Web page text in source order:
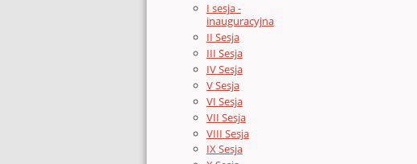
I sesja -
inauguracyjna
II Sesja
III Sesja
IV Sesja
V Sesja
VI Sesja
VII Sesja
VIII Sesja
IX Sesja